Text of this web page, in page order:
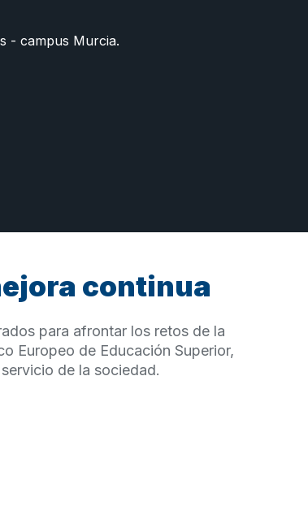
- campus Murcia.
continua
para afrontar los retos de la
Europeo de Educación Superior,
de la sociedad.